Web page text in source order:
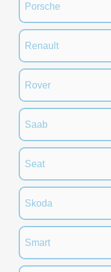
Porsche
Renault
Rover
Saab
Seat
Skoda
Smart